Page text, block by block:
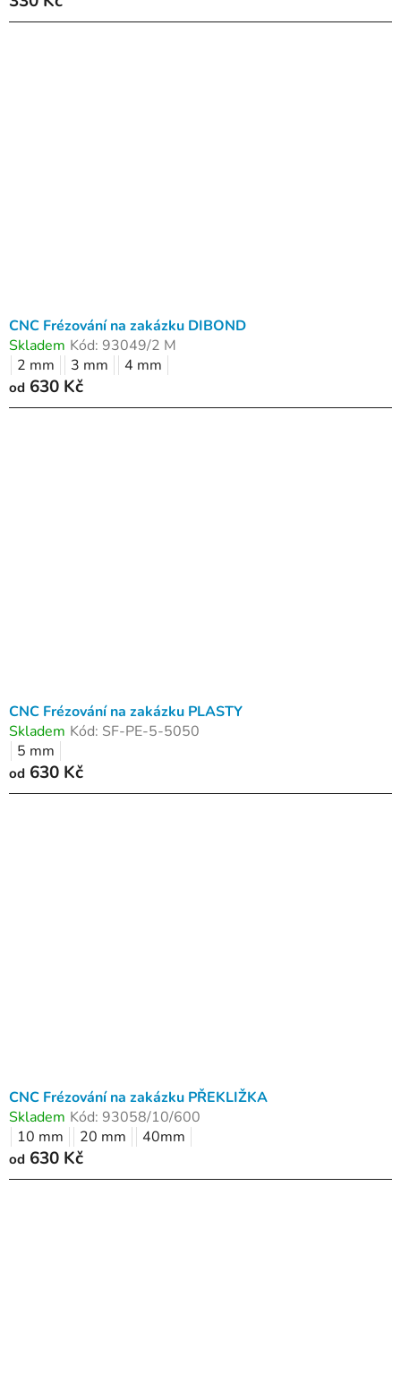
CNC Frézování na zakázku DIBOND
Skladem Kód: 93049/2 M
2 mm
3 mm 4 mm
od 630 Kč
CNC Frézování na zakázku PLASTY
Skladem Kód: SF-PE-5-5050
5 mm
od 630 Kč
CNC Frézování na zakázku PŘEKLIŽKA
Skladem Kód: 93058/10/600
10 mm
20 mm 40mm
od 630 Kč